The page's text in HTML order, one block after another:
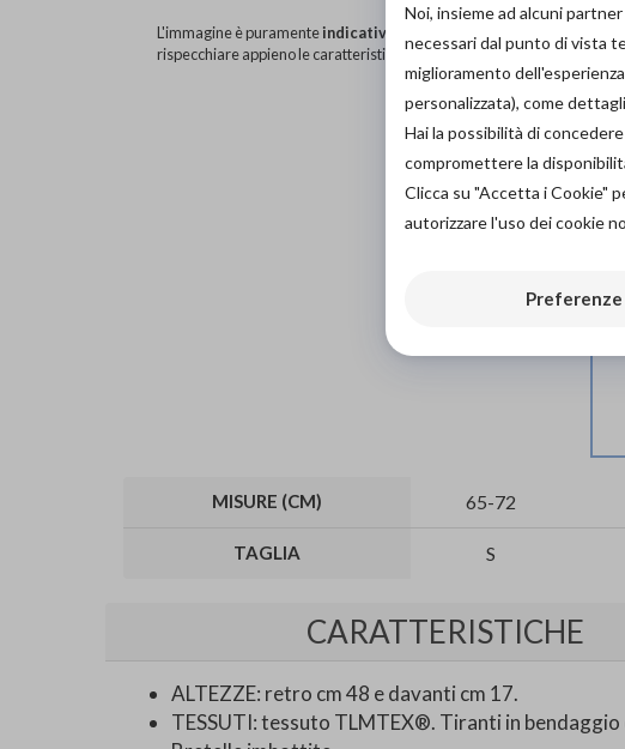
L'immagine è puramenteindicativa
e potrebbe non
rispecchiare appieno le caratteristiche del prodotto.
MISURE (CM) 65-72
TAGLIA S
CARATTERISTICHE
ALTEZZE: retro cm 48 e davanti cm 17.
TESSUTI: tessuto TLMTEX®. Tiranti in
Noi, insieme ad alcuni
necessari dal punto di vista
miglioramento
personalizzata), come
Hai la possibilità di
compromettere la
Clicca su "Accetta i Cookie"
autorizzare l'uso dei cookie
Preferenze